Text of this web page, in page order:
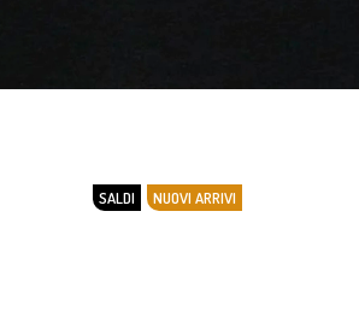
SALDI NUOVI ARRIVI